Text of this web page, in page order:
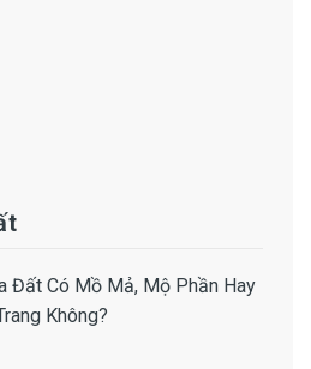
Đất Có Mồ Mả, Mộ Phần Hay
Không?